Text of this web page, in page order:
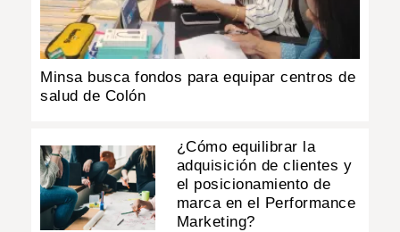
Minsa busca fondos para equipar centros de
salud de Colón
¿Cómo equilibrar la
adquisición de clientes y
el posicionamiento de
marca en el Performance
Marketing?